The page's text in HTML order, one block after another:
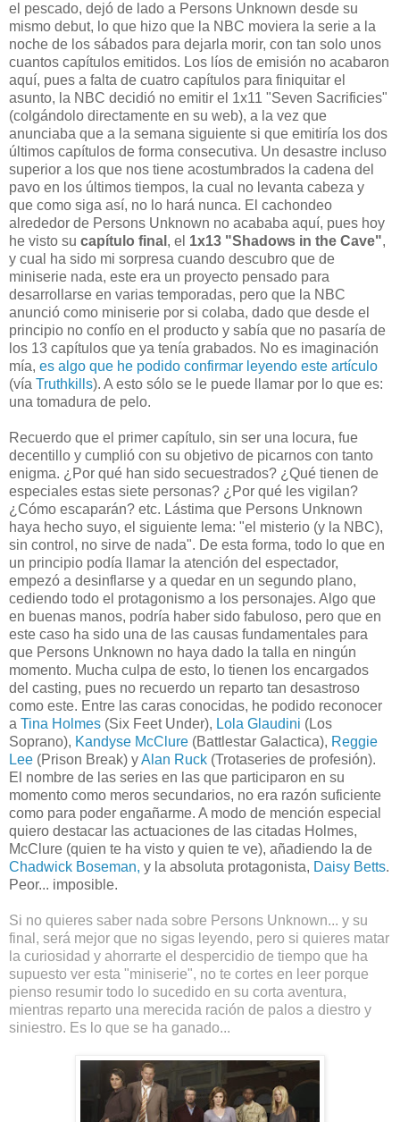
el pescado, dejó de lado a Persons Unknown desde su
mismo debut, lo que hizo que la NBC moviera la serie a la
noche de los sábados para dejarla morir, con tan solo unos
cuantos capítulos emitidos. Los líos de emisión no acabaron
aquí, pues a falta de cuatro capítulos para finiquitar el
asunto, la NBC decidió no emitir el 1x11 "Seven Sacrificies"
(colgándolo directamente en su web), a la vez que
anunciaba que a la semana siguiente si que emitiría los dos
últimos capítulos de forma consecutiva. Un desastre incluso
superior a los que nos tiene acostumbrados la cadena del
pavo en los últimos tiempos, la cual no levanta cabeza y
que como siga así, no lo hará nunca. El cachondeo
alrededor de Persons Unknown no acababa aquí, pues hoy
he visto su capítulo final , el 1x13 "Shadows in the Cave",
y cual ha sido mi sorpresa cuando descubro que de
miniserie nada, este era un proyecto pensado para
desarrollarse en varias temporadas, pero que la NBC
anunció como miniserie por si colaba, dado que desde el
principio no confío en el producto y sabía que no pasaría de
los 13 capítulos que ya tenía grabados. No es imaginación
mía, es algo que he podido confirmar leyendo este artículo
(vía Truthkills). A esto sólo se le puede llamar por lo que es:
una tomadura de pelo.
Recuerdo que el primer capítulo, sin ser una locura, fue
decentillo y cumplió con su objetivo de picarnos con tanto
enigma. ¿Por qué han sido secuestrados? ¿Qué tienen de
especiales estas siete personas? ¿Por qué les vigilan?
¿Cómo escaparán? etc. Lástima que Persons Unknown
haya hecho suyo, el siguiente lema: "el misterio (y la NBC),
sin control, no sirve de nada". De esta forma, todo lo que en
un principio podía llamar la atención del espectador,
empezó a desinflarse y a quedar en un segundo plano,
cediendo todo el protagonismo a los personajes. Algo que
en buenas manos, podría haber sido fabuloso, pero que en
este caso ha sido una de las causas fundamentales para
que Persons Unknown no haya dado la talla en ningún
momento. Mucha culpa de esto, lo tienen los encargados
del casting, pues no recuerdo un reparto tan desastroso
como este. Entre las caras conocidas, he podido reconocer
a Tina Holmes (Six Feet Under), Lola Glaudini (Los
Soprano), Kandyse McClure (Battlestar Galactica), Reggie
Lee (Prison Break) yAlan Ruck (Trotaseries de profesión).
El nombre de las series en las que participaron en su
momento como meros secundarios, no era razón suficiente
como para poder engañarme. A modo de mención especial
quiero destacar las actuaciones de las citadas Holmes,
McClure (quien te ha visto y quien te ve), añadiendo la de
Chadwick Boseman, y la absoluta protagonista, Daisy Betts.
Peor... imposible.
Si no quieres saber nada sobre Persons Unknown... y su
final, será mejor que no sigas leyendo, pero si quieres matar
la curiosidad y ahorrarte el despercidio de tiempo que ha
supuesto ver esta "miniserie", no te cortes en leer porque
pienso resumir todo lo sucedido en su corta aventura,
mientras reparto una merecida ración de palos a diestro y
siniestro. Es lo que se ha ganado...